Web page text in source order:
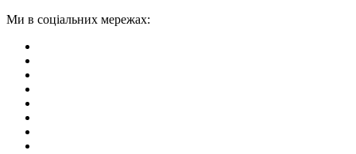
Ми в соціальних мережах: